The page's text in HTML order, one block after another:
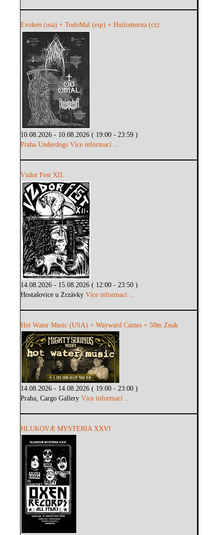
Evoken (usa) + TodoMal (esp) + Hnilomorna (cz)
10.08.2026 - 10.08.2026 ( 19:00 - 23:59 )
Praha Underdogs Více informací ...
Vzdor Fest XII.
14.08.2026 - 15.08.2026 ( 12:00 - 23:50 )
Hostašovice u ZrzávkyVíce informací ...
Hot Water Music (USA) + Wayward Caines + 50m Znak
14.08.2026 - 14.08.2026 ( 19:00 - 23:00 )
Praha, Cargo GalleryVíce informací ...
HLUKOVÆ MYSTERIA XXVI